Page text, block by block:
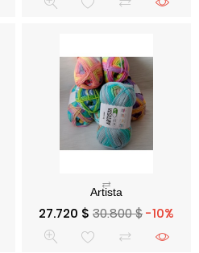
Precio base30.800 $ -10%
Precio
27.720 $